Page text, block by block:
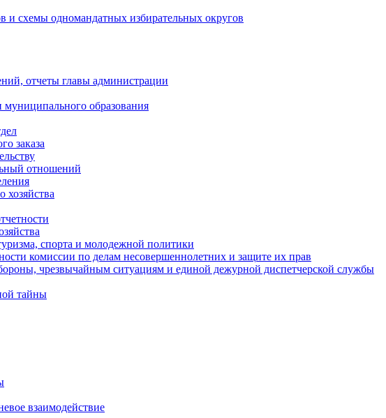
и схемы одномандатных избирательных округов
отчеты главы администрации
муниципального образования
заказа
отношений
спорта и молодежной политики
комиссии по делам несовершеннолетних и защите их прав
чрезвычайным ситуациям и единой дежурной диспетчерской службы
тайны
взаимодействие